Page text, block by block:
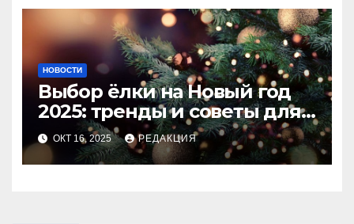
НОВОСТИ
Выбор ёлки на Новый год
2025: тренды и советы для
идеального праздника
ОКТ 16, 2025 РЕДАКЦИЯ